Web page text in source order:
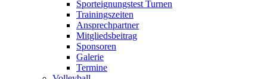
Sporteignungstest Turnen
Trainingszeiten
Ansprechpartner
Mitgliedsbeitrag
Sponsoren
Galerie
Termine